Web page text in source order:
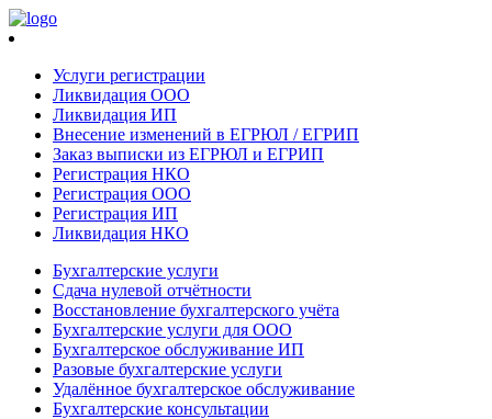
Услуги регистрации
Ликвидация ООО
Ликвидация ИП
Внесение изменений в ЕГРЮЛ / ЕГРИП
Заказ выписки из ЕГРЮЛ и ЕГРИП
Регистрация НКО
Регистрация ООО
Регистрация ИП
Ликвидация НКО
Бухгалтерские услуги
Сдача нулевой отчётности
Восстановление бухгалтерского учёта
Бухгалтерские услуги для ООО
Бухгалтерское обслуживание ИП
Разовые бухгалтерские услуги
Удалённое бухгалтерское обслуживание
Бухгалтерские консультации